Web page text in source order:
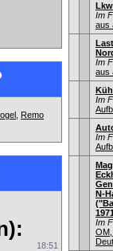
Remo
18:51
Im
aus
Im
aus
Im
Im
N-
Im